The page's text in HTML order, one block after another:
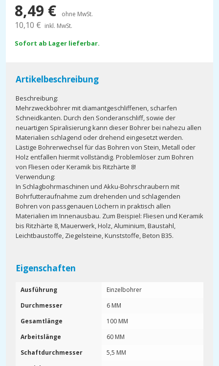
8,49 € ohne MwSt.
10,10 € inkl. MwSt.
Sofort ab Lager lieferbar.
Artikelbeschreibung
Beschreibung:
Mehrzweckbohrer mit diamantgeschliffenen, scharfen
Schneidkanten. Durch den Sonderanschliff, sowie der
neuartigen Spiralisierung kann dieser Bohrer bei nahezu allen
Materialien schlagend oder drehend eingesetzt werden.
Lästige Bohrerwechsel für das Bohren von Stein, Metall oder
Holz entfallen hiermit vollständig. Problemlöser zum Bohren
von Fliesen oder Keramik bis Ritzhärte 8!
Verwendung:
In Schlagbohrmaschinen und Akku-Bohrschraubern mit
Bohrfutteraufnahme zum drehenden und schlagenden
Bohren von passgenauen Löchern in praktisch allen
Materialien im Innenausbau. Zum Beispiel: Fliesen und Keramik
bis Ritzhärte 8, Mauerwerk, Holz, Aluminium, Baustahl,
Leichtbaustoffe, Ziegelsteine, Kunststoffe, Beton B35.
Eigenschaften
Ausführung
Einzelbohrer
Durchmesser
6 MM
Gesamtlänge
100 MM
Arbeitslänge
60 MM
Schaftdurchmesser
5,5 MM